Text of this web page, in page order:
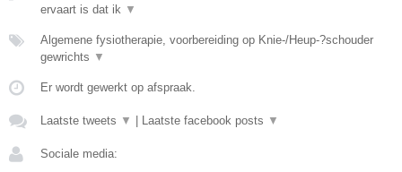
ervaart is dat ik ▼
Algemene fysiotherapie, voorbereiding op Knie-/Heup-?schouder
gewrichts ▼
Er wordt gewerkt op afspraak.
Laatste tweets ▼ Laatste facebook posts ▼
Sociale media: